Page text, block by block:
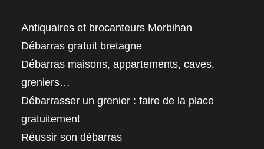
Antiquaires et brocanteurs Morbihan
Débarras gratuit bretagne
Débarras maisons, appartements, caves,
greniers…
Débarrasser un grenier : faire de la place
gratuitement
Réussir son débarras